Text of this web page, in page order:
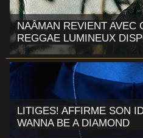
NAÂMAN REVIENT AVEC
REGGAE LUMINEUX
LITIGES! AFFIRME SON
WANNA BE A DIAMOND